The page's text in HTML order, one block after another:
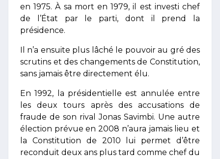
en 1975. À sa mort en 1979, il est investi chef
de l’État par le parti, dont il prend la
présidence.
Il n’a ensuite plus lâché le pouvoir au gré des
scrutins et des changements de Constitution,
sans jamais être directement élu.
En 1992, la présidentielle est annulée entre
les deux tours après des accusations de
fraude de son rival Jonas Savimbi. Une autre
élection prévue en 2008 n’aura jamais lieu et
la Constitution de 2010 lui permet d’être
reconduit deux ans plus tard comme chef du